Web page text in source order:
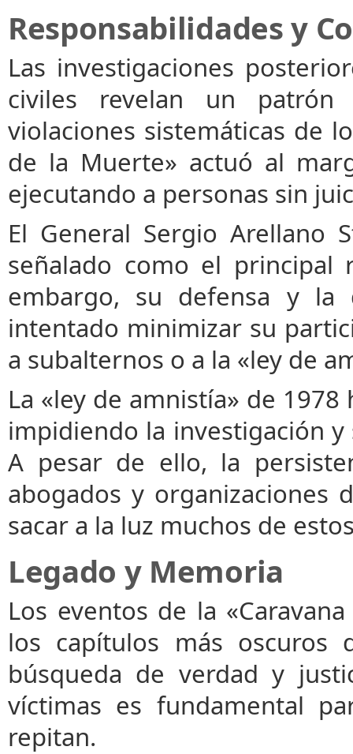
Responsabilidades y
Las investigaciones
civiles revelan un patrón
violaciones sistemáticas de
de la Muerte» actuó al
ejecutando a personas sin
El General Sergio Arellano
señalado como el principal
embargo, su defensa y la
intentado minimizar su
a subalternos o a la «ley de
La «ley de amnistía» de
impidiendo la investigación
A pesar de ello, la
abogados y organizaciones
sacar a la luz muchos de
Legado y Memoria
Los eventos de la
los capítulos más oscuros
búsqueda de verdad y
víctimas es fundamental
repitan.